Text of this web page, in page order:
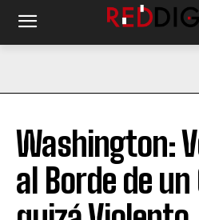
Washington:
al Borde de